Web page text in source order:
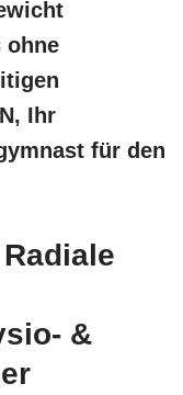
ohne
Ihr
für den
&